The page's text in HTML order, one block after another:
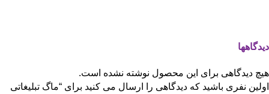
دیدگاهها
هیچ دیدگاهی برای این محصول نوشته نشده است.
اولین نفری باشید که دیدگاهی را ارسال می کنید برای “ماگ تبلیغاتی